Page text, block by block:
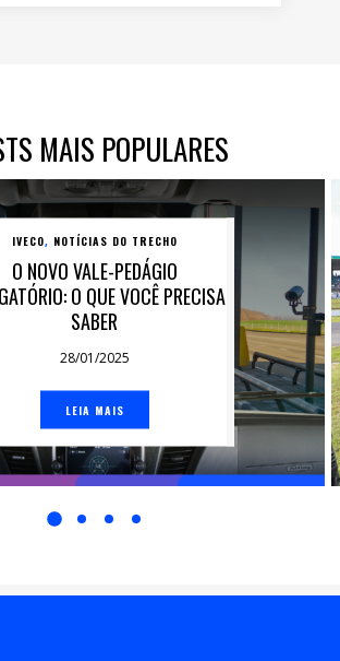
MAIS POPULARES
IVECO, NOTÍCIAS DO TRECHO
O NOVO VALE-PEDÁGIO
O QUE VOCÊ PRECISA
SABER
28/01/2025
LEIA MAIS